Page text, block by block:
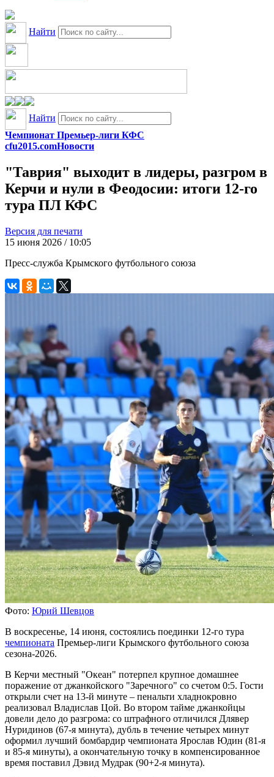
Найти
Найти
Чемпионат Премьер-лиги КФС
cfu2015.comНовости
"Таврия" выходит в лидеры, разгром в
Керчи и нули в Феодосии: итоги 12-го
тура ПЛ КФС
Версия для печати
15 июня 2026 / 10:05
Пресс-служба Крымского футбольного союза
Фото: Юрий Шевцов
В воскресенье, 14 июня, состоялись поединки 12-го тура
чемпионата Премьер-лиги Крымского футбольного союза
сезона-2026.
В Керчи местный "Океан" потерпел крупное домашнее
поражение от джанкойского "Заречного" со счетом 0:5. Гости
открыли счет на 13-й минуте – пенальти хладнокровно
реализовал Владислав Цой. Во втором тайме джанкойцы
довели дело до разгрома: со штрафного отличился Длявер
Нуридинов (67-я минута), дубль в течение четырех минут
оформил лучший бомбардир чемпионата Ярослав Юдин (81-я
и 85-я минуты), а окончательную точку в компенсированное
время поставил Дэвид Мудрак (90+2-я минута).